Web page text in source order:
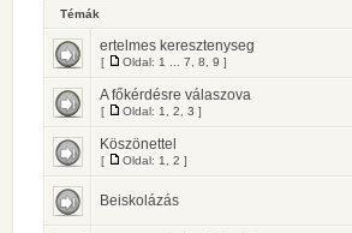
Témák
ertelmes keresztenyseg
[ Oldal: 1 7 8 9 ]
A főkérdésre válaszova
[ Oldal: 1 2 3 ]
Köszönettel
[ Oldal: 1 2 ]
Beiskolázás